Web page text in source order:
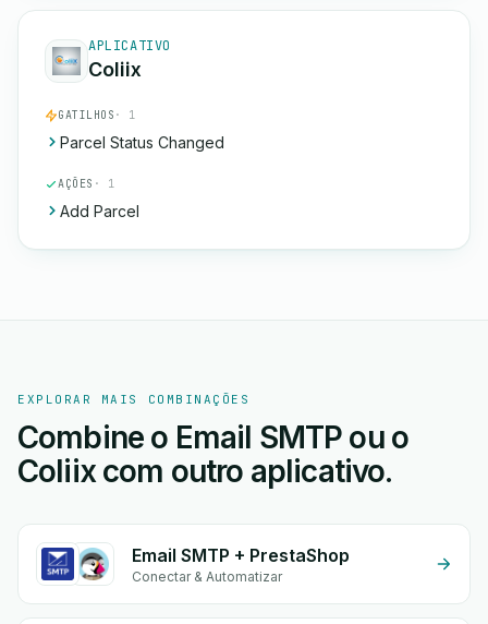
APLICATIVO
Coliix
GATILHOS · 1
Parcel Status Changed
AÇÕES · 1
Add Parcel
EXPLORAR MAIS COMBINAÇÕES
Combine o Email SMTP ou o
Coliix com outro aplicativo.
Email SMTP + PrestaShop
Conectar & Automatizar